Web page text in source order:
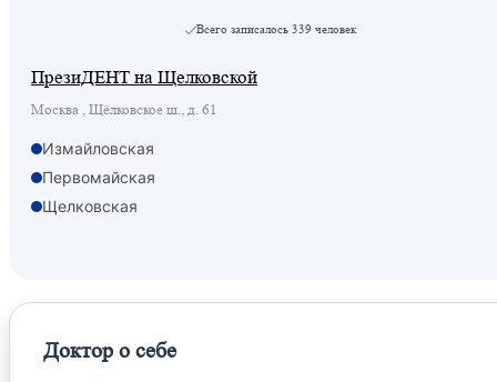
Всего записалось 339 человек
ПрезиДЕНТ на Щелковской
Москва , Щёлковское ш., д. 61
Измайловская
Первомайская
Щелковская
Доктор о себе